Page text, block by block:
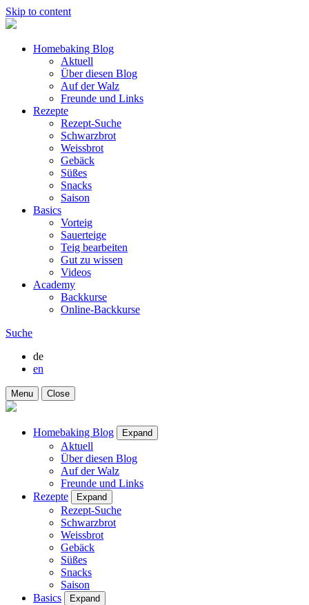
Skip to content
Homebaking Blog
Aktuell
Über diesen Blog
Auf der Walz
Freunde und Links
Rezepte
Rezept-Suche
Schwarzbrot
Weissbrot
Gebäck
Süßes
Snacks
Saison
Basics
Vorteig
Sauerteige
Teig bearbeiten
Gut zu wissen
Videos
Academy
Backkurse
Online-Backkurse
Suche
de
en
Menu Close
Homebaking Blog Expand
Aktuell
Über diesen Blog
Auf der Walz
Freunde und Links
Rezepte
Expand
Rezept-Suche
Schwarzbrot
Weissbrot
Gebäck
Süßes
Snacks
Saison
Basics
Expand